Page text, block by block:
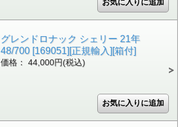
グレンドロナック シェリー 21年
48/700 [169051][正規輸入][箱付]
価格： 44,000円(税込)